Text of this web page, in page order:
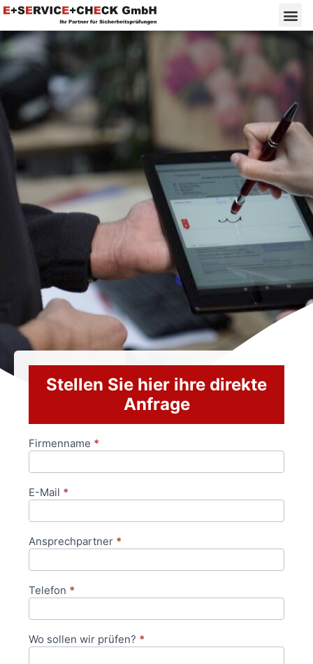
Stellen Sie hier ihre direkte
Anfrage
Anfrageformular
Firmenname *
E-Mail *
Ansprechpartner *
Telefon *
Wo sollen wir prüfen? *